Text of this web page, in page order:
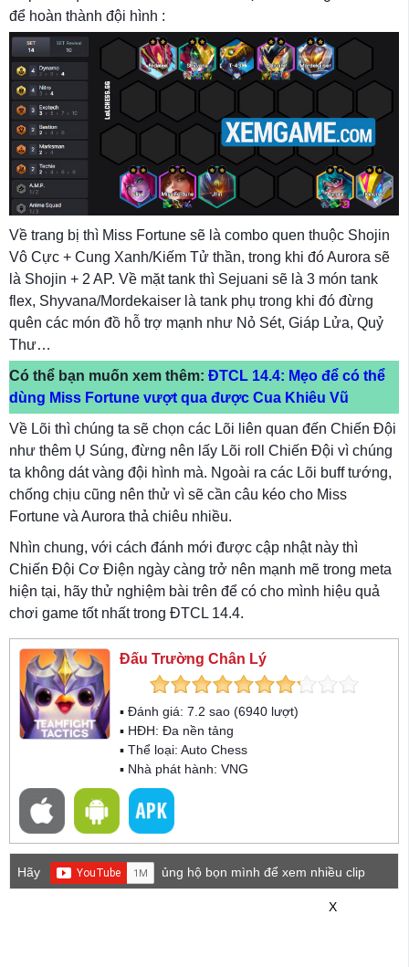
để hoàn thành đội hình :
Về trang bị thì Miss Fortune sẽ là combo quen thuộc Shojin
Vô Cực + Cung Xanh/Kiếm Tử thần, trong khi đó Aurora sẽ
là Shojin + 2 AP. Về mặt tank thì Sejuani sẽ là 3 món tank
flex, Shyvana/Mordekaiser là tank phụ trong khi đó đừng
quên các món đồ hỗ trợ mạnh như Nỏ Sét, Giáp Lửa, Quỷ
Thư…
Có thể bạn muốn xem thêm: ĐTCL 14.4: Mẹo để có thể
dùng Miss Fortune vượt qua được Cua Khiêu Vũ
Về Lõi thì chúng ta sẽ chọn các Lõi liên quan đến Chiến Đội
như thêm Ụ Súng, đừng nên lấy Lõi roll Chiến Đội vì chúng
ta không dát vàng đội hình mà. Ngoài ra các Lõi buff tướng,
chống chịu cũng nên thử vì sẽ cần câu kéo cho Miss
Fortune và Aurora thả chiêu nhiều.
Nhìn chung, với cách đánh mới được cập nhật này thì
Chiến Đội Cơ Điện ngày càng trở nên mạnh mẽ trong meta
hiện tại, hãy thử nghiệm bài trên để có cho mình hiệu quả
chơi game tốt nhất trong ĐTCL 14.4.
Đấu Trường Chân Lý
▪ Đánh giá: 7.2 sao (6940 lượt)
▪ HĐH: Đa nền tảng
▪ Thể loại: Auto Chess
▪ Nhà phát hành: VNG
Hãy
ủng hộ bọn mình để xem nhiều clip
X